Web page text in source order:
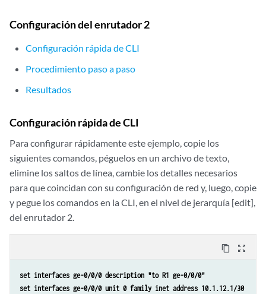
Configuración del enrutador 2
Configuración rápida de CLI
Procedimiento paso a paso
Resultados
Configuración rápida de CLI
Para configurar rápidamente este ejemplo, copie los
siguientes comandos, péguelos en un archivo de texto,
elimine los saltos de línea, cambie los detalles necesarios
para que coincidan con su configuración de red y, luego, copie
y pegue los comandos en la CLI, en el nivel de jerarquía [edit],
del enrutador 2.
content_copy zoom_out_map
set interfaces ge-0/0/0 description "to R1 ge-0/0/0"
set interfaces ge-0/0/0 unit 0 family inet address 10.1.12.1/30